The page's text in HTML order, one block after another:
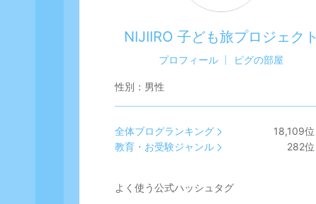
NIJIIRO 子ども旅プロジェクト
プロフィール ピグの部屋
性別： 男性
全体ブログランキング 18,109位
教育・お受験ジャンル 282位
よく使う公式ハッシュタグ